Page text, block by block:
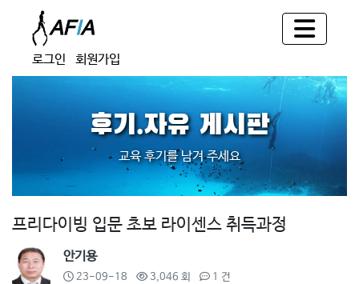
로그인 회원가입
후기.자유 게시판
교육 후기를 남겨 주세요
프리다이빙 입문 초보 라이센스 취득과정
안기용
23-09-18 3,046 회 1 건